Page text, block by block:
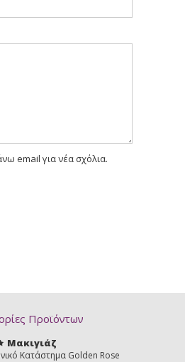
email για νέα σχόλια.
Προϊόντων
Μακιγιάζ
Κατάστημα Golden Rose